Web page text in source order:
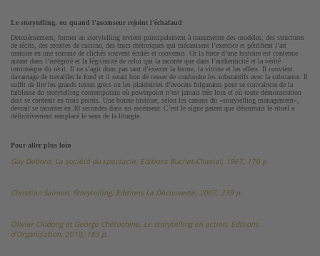
Le storytelling, ou quand l’ascenseur rejoint l’échafaud
Deuxièmement, former au storytelling revient principalement à transmettre des modèles, des structures
de récits, des recettes de cuisine, des trucs rhétoriques qui mécanisent l’exercice et pétrifient l’art
oratoire en une somme de clichés souvent éculés et convenus. Or la force d’une histoire est contenue
autant dans l’intégrité et la légitimité de celui qui la raconte que dans l’authenticité et la vérité
intrinsèque du récit. Il ne s’agit donc pas tant d’exercer la forme, la vitrine et les effets. Il convient
davantage de travailler le fond et il serait bon de cesser de confondre les substantifs avec la substance. Il
suffit de lire les grands textes grecs ou les plaidoiries d’avocats fulgurants pour se convaincre de la
faiblesse du storytelling contemporain où powerpoint n’est jamais très loin et où toute démonstration
doit se contenir en trois points. Une bonne histoire, selon les canons du «storytelling management»,
devrait se raconter en 30 secondes dans un ascenseur. C’est le signe patent que désormais le rituel a
définitivement remplacé le sens de la liturgie.
Pour aller plus loin
Guy Debord, La société du spectacle, Editions Buchet-Chastel, 1967, 176 p.
Christian Salmon, Storytelling, Editions La Découverte, 2007, 239 p.
Olivier Clodong et George Chétochine, Le storytelling en action, Editions
d’Organisation, 2010, 183 p.